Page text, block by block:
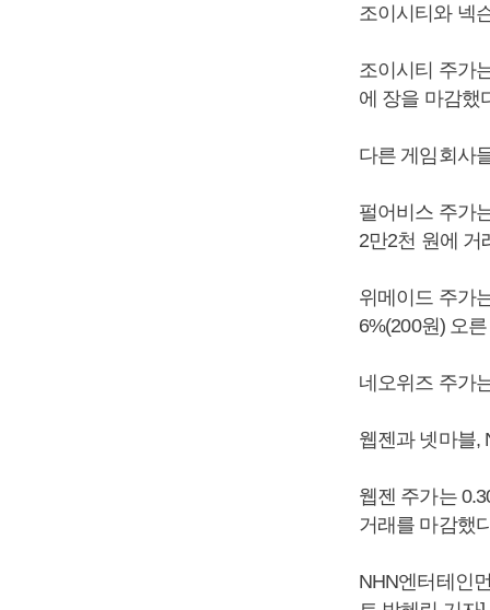
조이시티와 넥
조이시티 주가
에 장을 마감했
다른 게임회사
펄어비스 주가
2만2천 원에 거
위메이드 주가
6%(200원) 오
네오위즈 주가
웹젠과 넷마블,
웹젠 주가는
거래를 마감했
NHN엔터테인